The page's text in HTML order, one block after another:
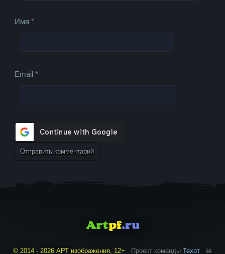
Имя*
Email*
© 2014 - 2026 АРТ изображения, 12+ Проект команды Техот 𝌴